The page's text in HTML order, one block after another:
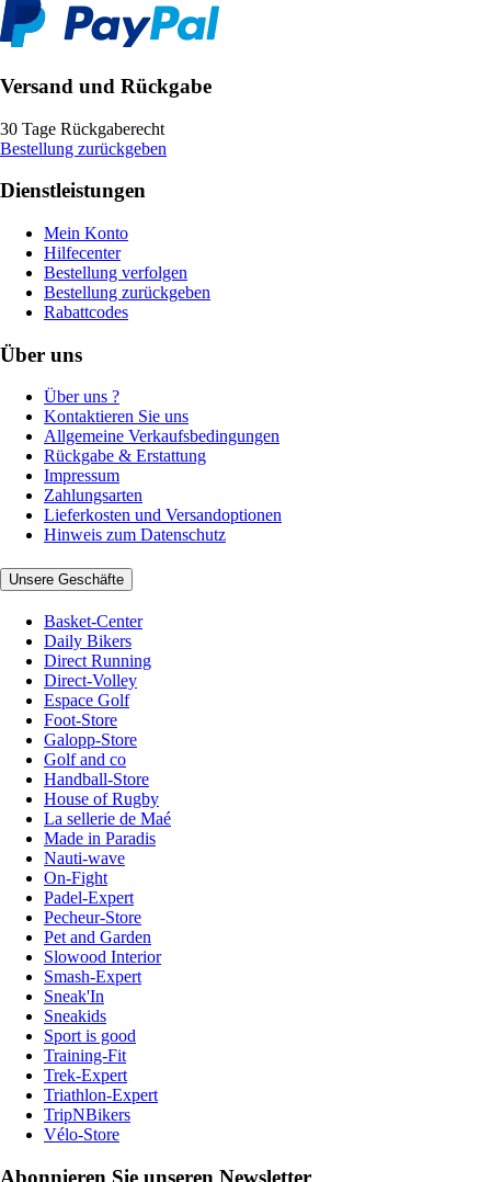
Versand und Rückgabe
30 Tage Rückgaberecht
Bestellung zurückgeben
Dienstleistungen
Mein Konto
Hilfecenter
Bestellung verfolgen
Bestellung zurückgeben
Rabattcodes
Über uns
Über uns ?
Kontaktieren Sie uns
Allgemeine Verkaufsbedingungen
Rückgabe & Erstattung
Impressum
Zahlungsarten
Lieferkosten und Versandoptionen
Hinweis zum Datenschutz
Unsere Geschäfte
Basket-Center
Daily Bikers
Direct Running
Direct-Volley
Espace Golf
Foot-Store
Galopp-Store
Golf and co
Handball-Store
House of Rugby
La sellerie de Maé
Made in Paradis
Nauti-wave
On-Fight
Padel-Expert
Pecheur-Store
Pet and Garden
Slowood Interior
Smash-Expert
Sneak'In
Sneakids
Sport is good
Training-Fit
Trek-Expert
Triathlon-Expert
TripNBikers
Vélo-Store
Abonnieren Sie unseren Newsletter